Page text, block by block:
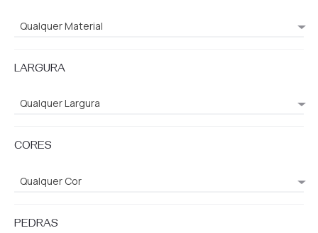
Qualquer Material
LARGURA
Qualquer Largura
CORES
Qualquer Cor
PEDRAS